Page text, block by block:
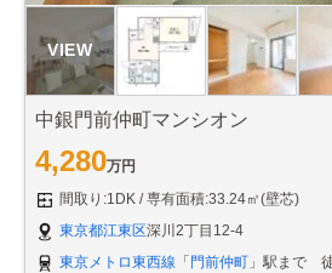
中銀門前仲町マンシオン
4,280万円
間取り:1DK
専有面積:33.24㎡(壁芯)
東京都江東区深川2丁目12-4
東京メトロ東西線 「門前仲町 」駅まで